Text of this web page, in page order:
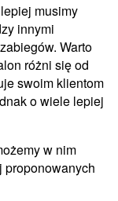
musimy
innymi
Warto
różni się od
swoim klientom
o wiele lepiej
w nim
proponowanych